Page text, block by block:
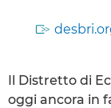
Il Distretto di
oggi ancora in